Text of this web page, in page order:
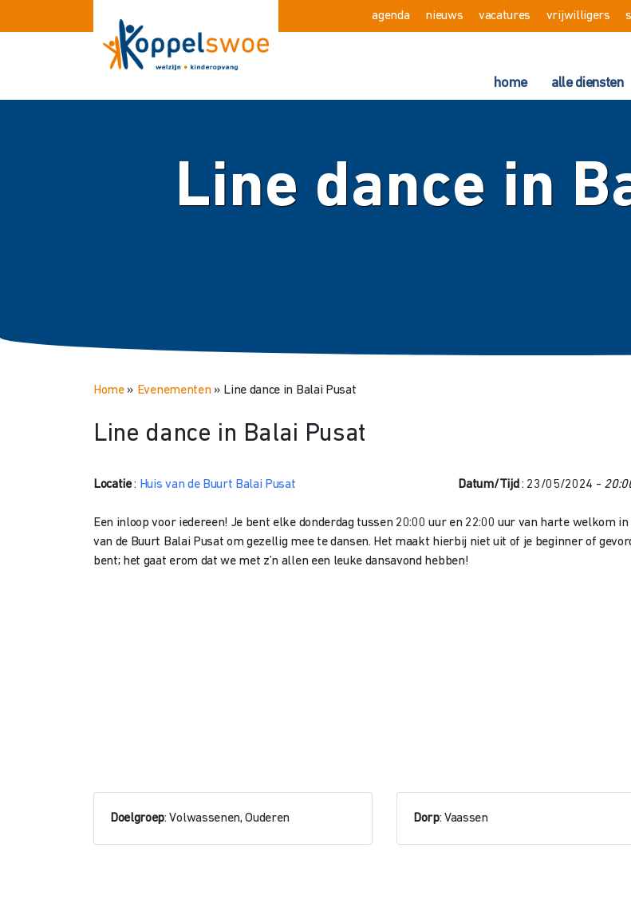
agenda nieuws vacatures vrijwilligers
home alle diensten
Line dance in
Home» Evenementen» Line dance in Balai Pusat
Line dance in Balai Pusat
Locatie: Huis van de Buurt Balai Pusat Datum/Tijd : 23/05/2024 -
Een inloop voor iedereen! Je bent elke donderdag tussen 20:00 uur en 22:00 uur van harte welkom in
van de Buurt Balai Pusat om gezellig mee te dansen. Het maakt hierbij niet uit of je beginner of
bent; het gaat erom dat we met z’n allen een leuke dansavond hebben!
Doelgroep: Volwassenen, Ouderen Dorp: Vaassen